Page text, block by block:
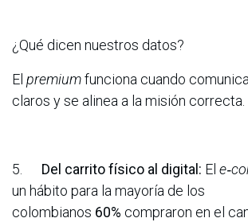
¿Qué dicen nuestros datos?
El premiumfunciona cuando
claros y se alinea a la misión correcta.
5. Del carrito físico al digital: El
un hábito para la mayoría de los
colombianos 60% compraron en el